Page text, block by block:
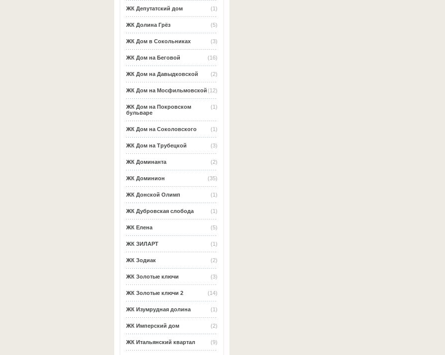
(1)
ЖК Депутатский дом
(5)
ЖК Долина Грёз
(3)
ЖК Дом в Сокольниках
(16)
ЖК Дом на Беговой
(2)
ЖК Дом на Давыдковской
(12)
ЖК Дом на Мосфильмовской
(1)
ЖК Дом на Покровском
бульваре
(1)
ЖК Дом на Соколовского
(3)
ЖК Дом на Трубецкой
(2)
ЖК Доминанта
(35)
ЖК Доминион
(1)
ЖК Донской Олимп
(1)
ЖК Дубровская слобода
(5)
ЖК Елена
(1)
ЖК ЗИЛАРТ
(2)
ЖК Зодиак
(3)
ЖК Золотые ключи
(14)
ЖК Золотые ключи 2
(1)
ЖК Изумрудная долина
(2)
ЖК Имперский дом
(9)
ЖК Итальянский квартал